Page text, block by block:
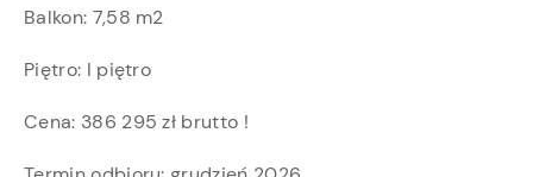
Balkon: 7,58 m2
Piętro: I piętro
Cena: 386 295 zł brutto !